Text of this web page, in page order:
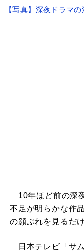
【写真】深夜ドラマ
10年ほど前の深
不足が明らかな作
の顔ぶれを見るだ
日本テレビ「サ